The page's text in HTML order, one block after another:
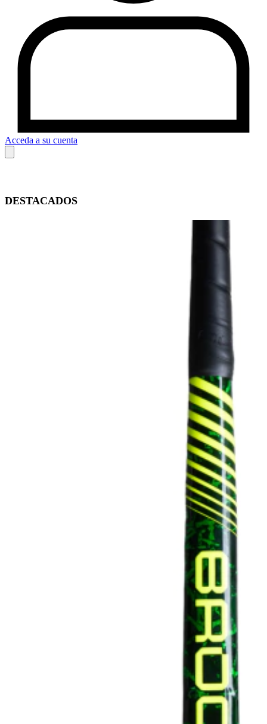
Acceda a su cuenta
DESTACADOS